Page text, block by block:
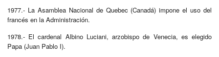
1977.- La Asamblea Nacional de Quebec (Canadá) impone el uso del
francés en la Administración.
1978.- El cardenal Albino Luciani, arzobispo de Venecia, es elegido
Papa (Juan Pablo I).